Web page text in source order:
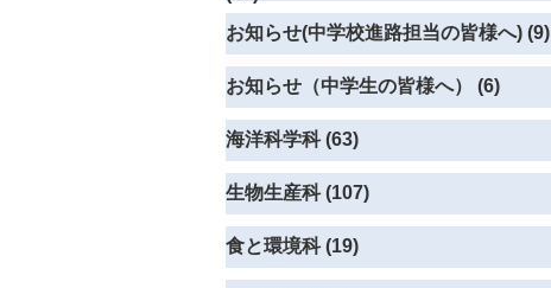
お知らせ(中学校進路担当の皆様へ) (9)
お知らせ（中学生の皆様へ） (6)
海洋科学科 (63)
生物生産科 (107)
食と環境科 (19)